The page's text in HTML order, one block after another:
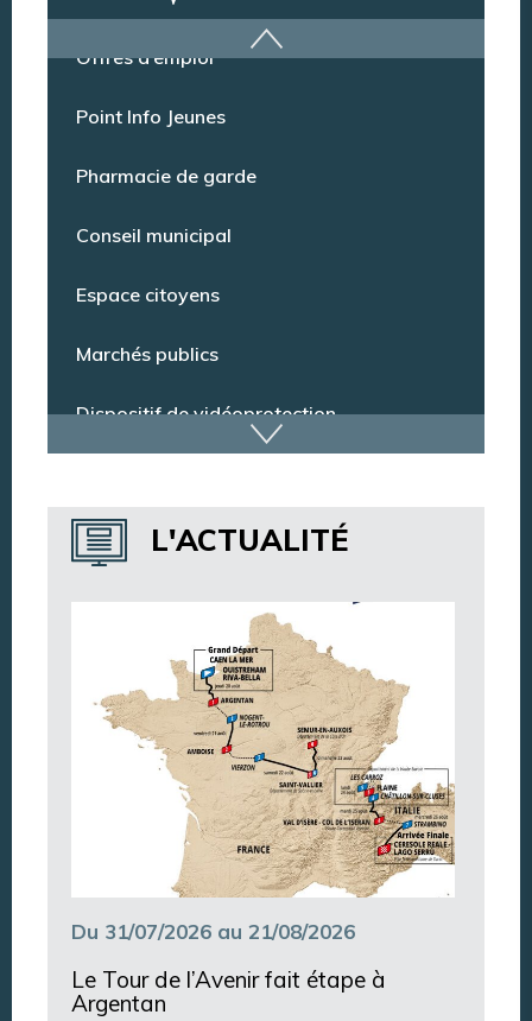
Dispositif de vidéoprotection
Annuaire des services
Annuaire des associations
Argentan Aujourd’hui
L'ACTUALITÉ
Du 31/07/2026 au 21/08/2026
Le Tour de l’Avenir fait étape à
Argentan